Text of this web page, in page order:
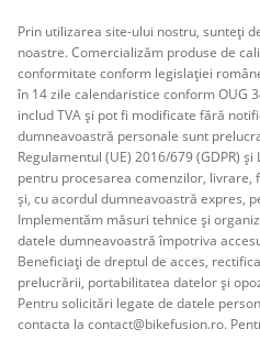
Prin utilizarea site-ului nostru, sunteți
noastre. Comercializăm produse de
conformitate conform legislației
în 14 zile calendaristice conform OUG
includ TVA și pot fi modificate fără
dumneavoastră personale sunt
Regulamentul (UE) 2016/679 (GDPR)
pentru procesarea comenzilor, livrare,
și, cu acordul dumneavoastră expres,
Implementăm măsuri tehnice și
datele dumneavoastră împotriva
Beneficiați de dreptul de acces,
prelucrării, portabilitatea datelor și
Pentru solicitări legate de datele
contacta la contact@bikefusion.ro.